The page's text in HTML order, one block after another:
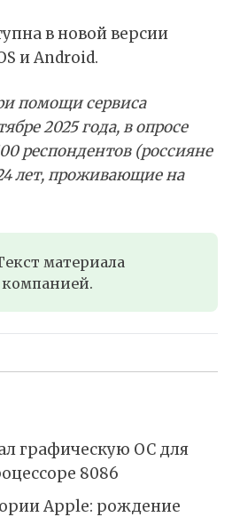
в новой версии
иAndroid.
помощи сервиса
2025 года, в опросе
респондентов (россияне
лет, проживающие на
материала
компанией.
графическую ОС для
8086
Apple: рождение